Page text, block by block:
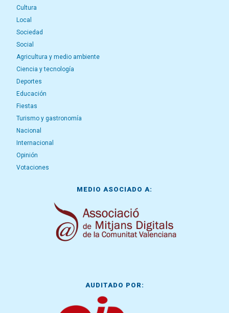
Cultura
Local
Sociedad
Social
Agricultura y medio ambiente
Ciencia y tecnología
Deportes
Educación
Fiestas
Turismo y gastronomía
Nacional
Internacional
Opinión
Votaciones
MEDIO ASOCIADO A:
AUDITADO POR: